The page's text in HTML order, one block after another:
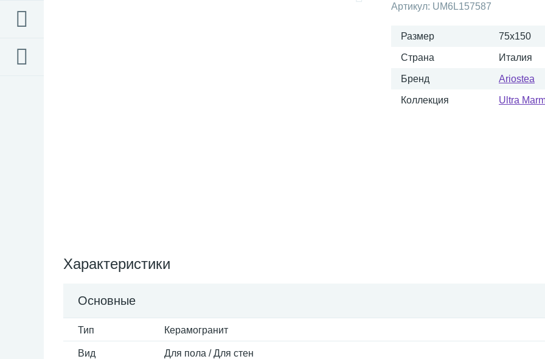
Артикул: UM6L157587
Размер 75x150
Страна Италия
Бренд Ariostea
Коллекция Ultra
Характеристики
Основные
Тип Керамогранит
Вид Для пола / Для стен